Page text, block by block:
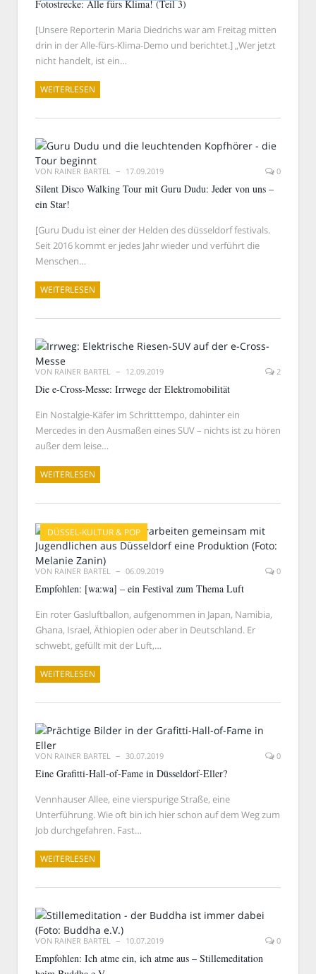
Fotostrecke: Alle fürs Klima! (Teil 3)
[Unsere Reporterin Maria Diedrichs war am Freitag mitten
drin in der Alle-fürs-Klima-Demo und berichtet.] „Wer jetzt
nicht handelt, ist ein…
WEITERLESEN
VON RAINER BARTEL 17.09.2019 0
Silent Disco Walking Tour mit Guru Dudu: Jeder von uns –
ein Star!
[Guru Dudu ist einer der Helden des düsseldorf festivals.
Seit 2016 kommt er jedes Jahr wieder und verführt die
Menschen…
WEITERLESEN
VON RAINER BARTEL 12.09.2019 2
Die e-Cross-Messe: Irrwege der Elektromobilität
Ein Nostalgie-Käfer im Schritttempo, dahinter ein
Mercedes in den Ausmaßen eines SUV – nichts ist zu hören
außer dem leise…
WEITERLESEN
DÜSSEL-KULTUR & POP
VON RAINER BARTEL 06.09.2019 0
Empfohlen: [wa:wa] – ein Festival zum Thema Luft
Ein roter Gasluftballon, aufgenommen in Japan, Namibia,
Ghana, Israel, Äthiopien oder aber in Deutschland. Er
schwebt, gefüllt mit der Luft,…
WEITERLESEN
VON RAINER BARTEL 30.07.2019 0
Eine Grafitti-Hall-of-Fame in Düsseldorf-Eller?
Vennhauser Allee, eine vierspurige Straße, eine
Unterführung. Wie oft bin ich hier schon auf dem Weg zum
Job durchgefahren. Fast…
WEITERLESEN
VON RAINER BARTEL 10.07.2019 0
Empfohlen: Ich atme ein, ich atme aus – Stillemeditation